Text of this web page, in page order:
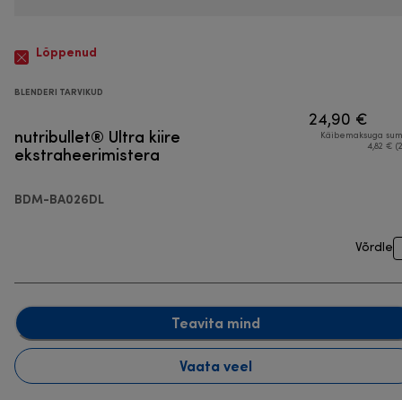
Lõppenud
BLENDERI TARVIKUD
nutribullet® Ultra kiire
ekstraheerimistera
BDM-BA026DL
24,90 €
Käibemaksuga
4,82 €
Võrdle
Teavita mind
Vaata veel